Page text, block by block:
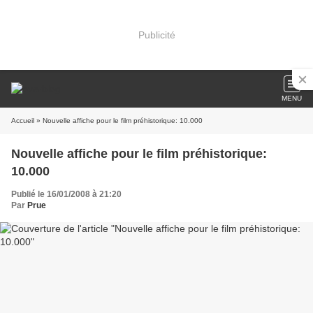
Publicité
MENU
Accueil » Nouvelle affiche pour le film préhistorique: 10.000
Nouvelle affiche pour le film préhistorique:
10.000
Publié le 16/01/2008 à 21:20
Par Prue